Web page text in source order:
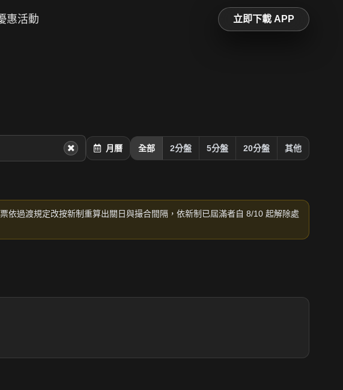
惠活動 立即下載 APP
月曆 全部 2分盤 5分盤 20分盤 其他
依過渡規定改按新制重算出關日與撮合間隔，依新制已屆滿者自 8/10 起解除處